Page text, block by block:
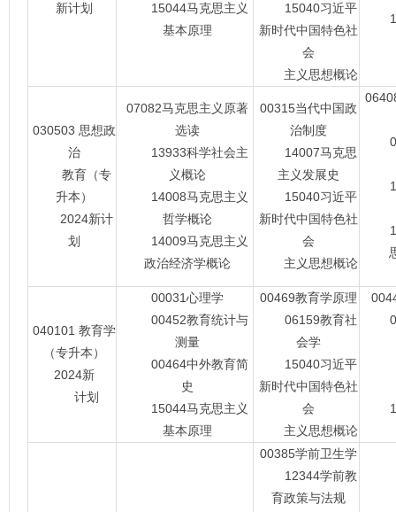
新计划
15044马克思主义
基本原理
15040习近平
新时代中国特色社
会
主义思想概论
030503 思想政
治
教育（专
升本）
2024新计
划
07082马克思主义原著
选读
13933科学社会主
义概论
14008马克思主义
哲学概论
14009马克思主义
政治经济学概论
00315当代中国政
治制度
14007马克思
主义发展史
15040习近平
新时代中国特色社
会
主义思想概论
040101 教育学
（专升本）
2024新
计划
00031心理学
00452教育统计与
测量
00464中外教育简
史
15044马克思主义
基本原理
00469教育学原理
06159教育社
会学
15040习近平
新时代中国特色社
会
主义思想概论
00385学前卫生学
12344学前教
育政策与法规